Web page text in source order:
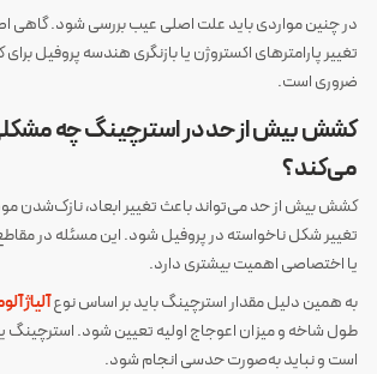
تغییر پارامترهای اکستروژن یا بازنگری هندسه پروفیل
ضروری است.
کشش بیش از حد در استرچینگ چه
می‌کند؟
کشش بیش از حد می‌تواند باعث تغییر ابعاد، نازک‌شدن
تغییر شکل ناخواسته در پروفیل شود. این مسئله در
یا اختصاصی اهمیت بیشتری دارد.
به همین دلیل مقدار استرچینگ باید بر اساس نوعآلیاژ
طول شاخه و میزان اعوجاج اولیه تعیین شود.
است و نباید به‌صورت حدسی انجام شود.